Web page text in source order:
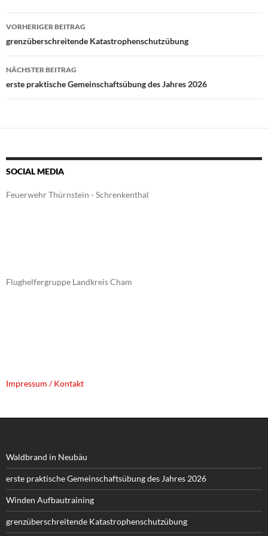
Beitragsnavigation
VORHERIGER BEITRAG
grenzüberschreitende Katastrophenschutzübung
NÄCHSTER BEITRAG
erste praktische Gemeinschaftsübung des Jahres 2026
SOCIAL MEDIA
Feuerwehr Thürnstein - Schrenkenthal
Flughelfergruppe Landkreis Cham
Impressum / Kontakt
Waldbrand in Neubäu
erste praktische Gemeinschaftsübung des Jahres 2026
Winden Aufbautraining
grenzüberschreitende Katastrophenschutzübung